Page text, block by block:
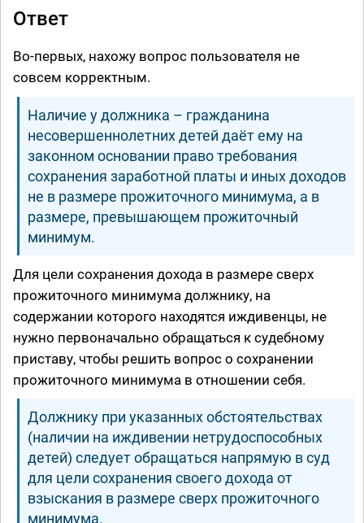
Ответ
Во-первых, нахожу вопрос пользователя не
совсем корректным.
Наличие у должника – гражданина
несовершеннолетних детей даёт ему на
законном основании право требования
сохранения заработной платы и иных доходов
не в размере прожиточного минимума, а в
размере, превышающем прожиточный
минимум.
Для цели сохранения дохода в размере сверх
прожиточного минимума должнику, на
содержании которого находятся иждивенцы, не
нужно первоначально обращаться к судебному
приставу, чтобы решить вопрос о сохранении
прожиточного минимума в отношении себя.
Должнику при указанных обстоятельствах
(наличии на иждивении нетрудоспособных
детей) следует обращаться напрямую в суд
для цели сохранения своего дохода от
взыскания в размере сверх прожиточного
минимума.